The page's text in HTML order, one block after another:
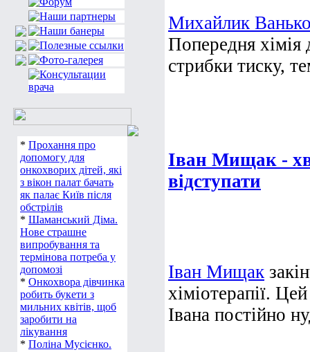
* Прохання про
допомогу для
онкохворих дітей, які
з вікон палат бачать
як палає Київ після
обстрілів
* Шаманський Діма.
Нове страшне
випробування та
термінова потреба у
допомозі
* Онкохвора дівчинка
робить букети з
мильних квітів, щоб
заробити на
лікування
* Поліна Мусієнко.
Михайлик
Попередня хімія
стрибки тиску,
Іван Мищак -
відступати
Іван Мищак
хіміотерапії.
Івана постійно